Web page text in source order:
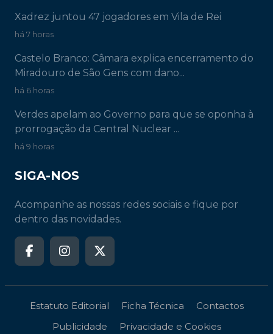
Xadrez juntou 47 jogadores em Vila de Rei
há 7 horas
Castelo Branco: Câmara explica encerramento do
Miradouro de São Gens com dano...
há 6 horas
Verdes apelam ao Governo para que se oponha à
prorrogação da Central Nuclear ...
há 9 horas
SIGA-NOS
Acompanhe as nossas redes sociais e fique por
dentro das novidades.
Estatuto Editorial Ficha Técnica
Contactos
Publicidade
Privacidade e Cookies